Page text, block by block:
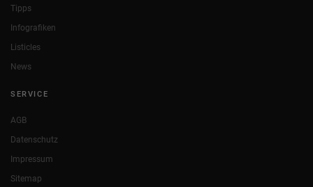
Tipps
Infografiken
Listicles
News
SERVICE
AGB
Datenschutz
Impressum
Sitemap